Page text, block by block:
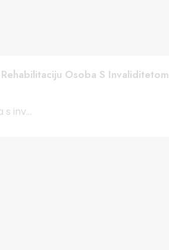
Osoba S Invaliditetom
inv...